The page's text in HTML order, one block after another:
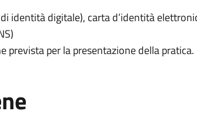
identità digitale), carta d’identità
prevista per la presentazione della pratica.